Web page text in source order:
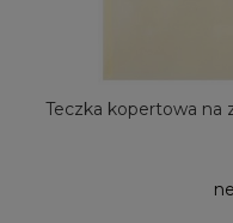
Teczka kopertowa na